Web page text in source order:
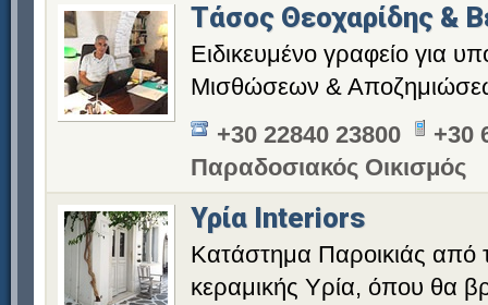
Τάσος Θεοχαρίδης &
Ειδικευμένο γραφείο για
Μισθώσεων &
+30 22840 23800
+30
Παραδοσιακός Οικισμός
Υρία Interiors
Κατάστημα Παροικιάς από
κεραμικής Υρία, όπου θα